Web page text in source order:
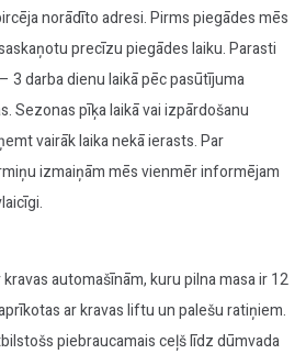
norādīto adresi. Pirms piegādes mēs
precīzu piegādes laiku. Parasti
3 darba dienu laikā pēc pasūtījuma
Sezonas pīķa laikā vai izpārdošanu
vairāk laika nekā ierasts. Par
izmaiņām mēs vienmēr informējam
automašīnām, kuru pilna masa ir 12
ar kravas liftu un palešu ratiņiem.
piebraucamais ceļš līdz dūmvada